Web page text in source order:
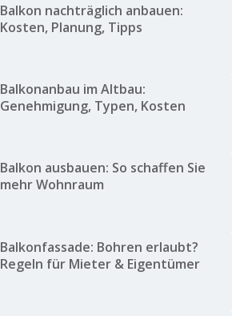
Balkon nachträglich anbauen:
Kosten, Planung, Tipps
Balkonanbau im Altbau:
Genehmigung, Typen, Kosten
Balkon ausbauen: So schaffen Sie
mehr Wohnraum
Balkonfassade: Bohren erlaubt?
Regeln für Mieter & Eigentümer